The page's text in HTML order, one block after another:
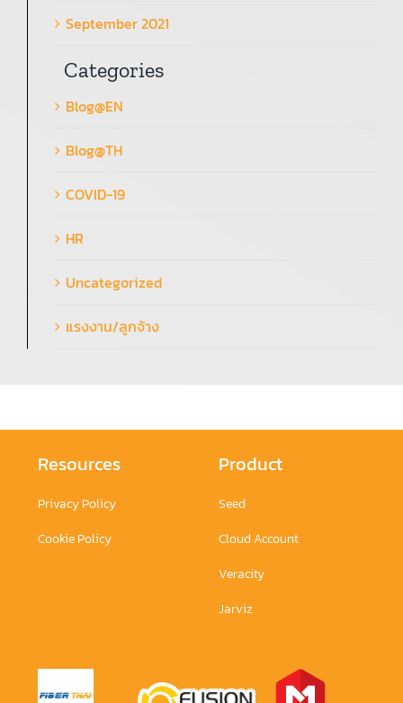
September 2021
Categories
Blog@EN
Blog@TH
COVID-19
HR
Uncategorized
แรงงาน/ลูกจ้าง
Resources
Privacy Policy
Cookie Policy
Product
Seed
Cloud Account
Veracity
Jarviz